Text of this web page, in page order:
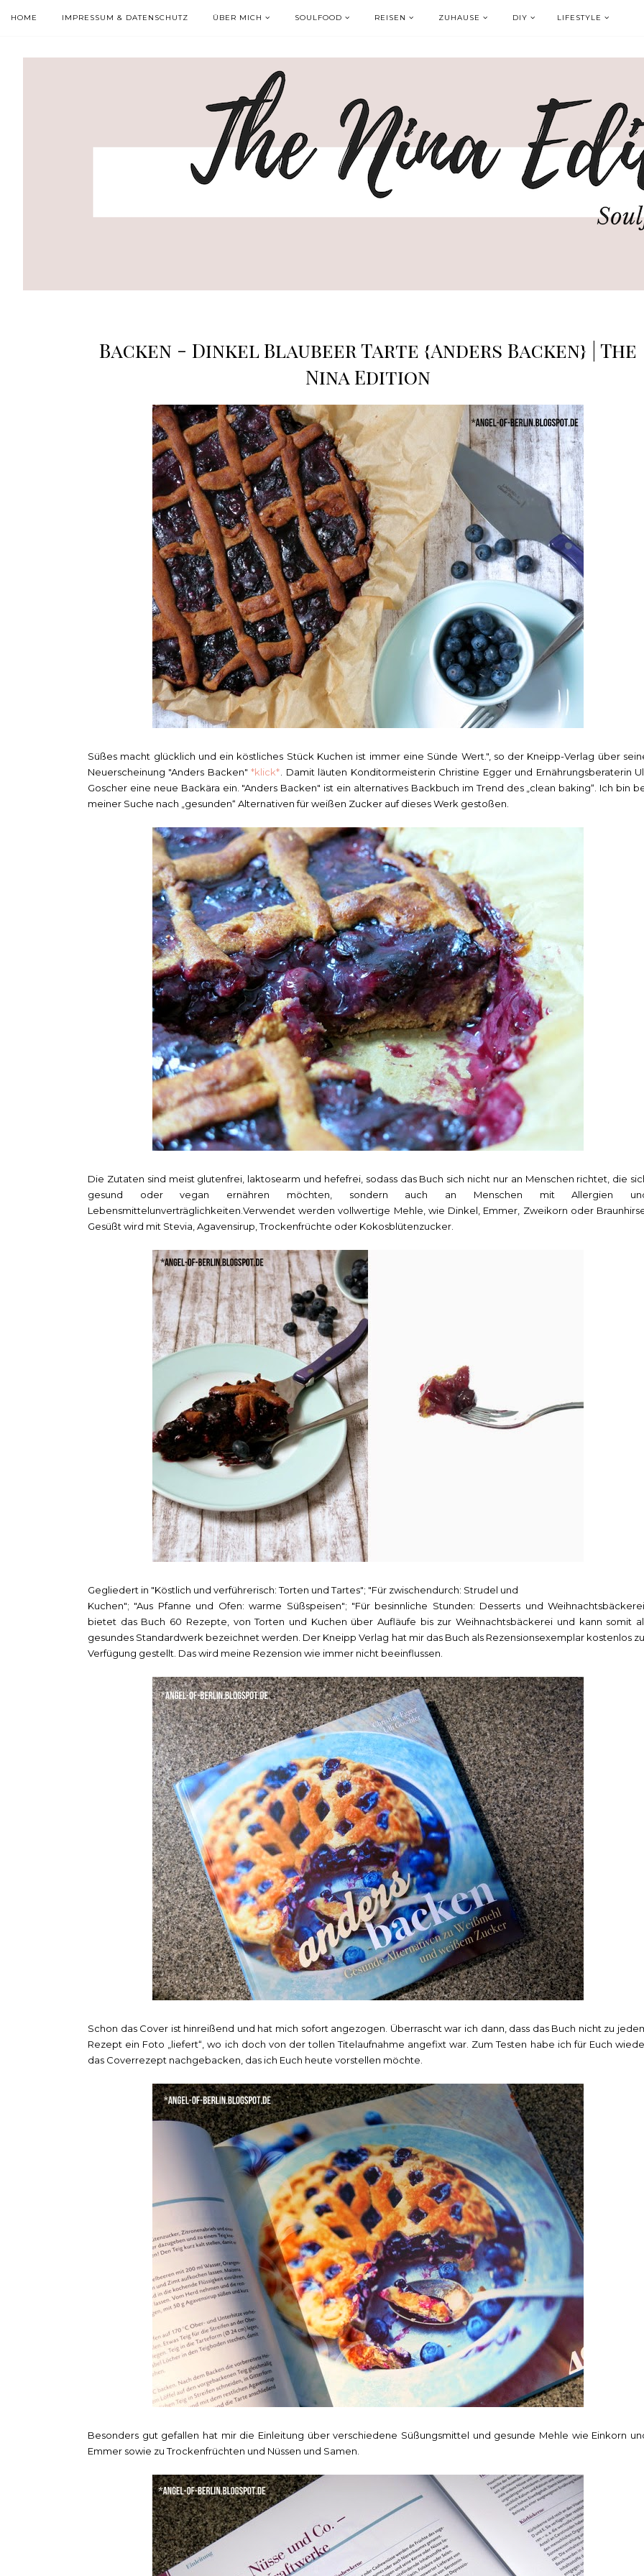
HOME IMPRESSUM & DATENSCHUTZ ÜBER MICH SOULFOOD REISEN ZUHAUSE DIY LIFESTYLE
Backen - Dinkel Blaubeer Tarte {Anders Backen} | The
Nina Edition
Süßes macht glücklich und ein köstliches Stück Kuchen ist immer eine Sünde Wert.", so der Kneipp-Verlag über
Neuerscheinung "Anders Backen"*klick* . Damit läuten Konditormeisterin Christine Egger und Ernährungsberaterin
Goscher eine neue Backära ein. "Anders Backen" ist ein alternatives Backbuch im Trend des „clean baking“. Ich bin
meiner Suche nach „gesunden“ Alternativen für weißen Zucker auf dieses Werk gestoßen.
Die Zutaten sind meist glutenfrei, laktosearm und hefefrei, sodass das Buch sich nicht nur an Menschen richtet, die
gesund oder vegan ernähren möchten, sondern auch an Menschen mit Allergien
Lebensmittelunverträglichkeiten.Verwendet werden vollwertige Mehle, wie Dinkel, Emmer, Zweikorn oder
Gesüßt wird mit Stevia, Agavensirup, Trockenfrüchte oder Kokosblütenzucker.
Gegliedert in "Köstlich und verführerisch: Torten und Tartes"; "Für zwischendurch: Strudel und
Kuchen"; "Aus Pfanne und Ofen: warme Süßspeisen"; "Für besinnliche Stunden: Desserts und
bietet das Buch 60 Rezepte, von Torten und Kuchen über Aufläufe bis zur Weihnachtsbäckerei und kann somit
gesundes Standardwerk bezeichnet werden. Der Kneipp Verlag hat mir das Buch als Rezensionsexemplar kostenlos
Verfügung gestellt. Das wird meine Rezension wie immer nicht beeinflussen.
Schon das Cover ist hinreißend und hat mich sofort angezogen. Überrascht war ich dann, dass das Buch nicht zu
Rezept ein Foto „liefert“, wo ich doch von der tollen Titelaufnahme angefixt war. Zum Testen habe ich für Euch
das Coverrezept nachgebacken, das ich Euch heute vorstellen möchte.
Besonders gut gefallen hat mir die Einleitung über verschiedene Süßungsmittel und gesunde Mehle wie Einkorn
Emmer sowie zu Trockenfrüchten und Nüssen und Samen.